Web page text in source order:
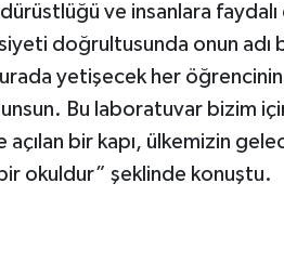
dürüstlüğü ve insanlara
doğrultusunda onun adı
yetişecek her öğrencinin
Bu laboratuvar bizim
açılan bir kapı, ülkemizin
okuldur” şeklinde konuştu.